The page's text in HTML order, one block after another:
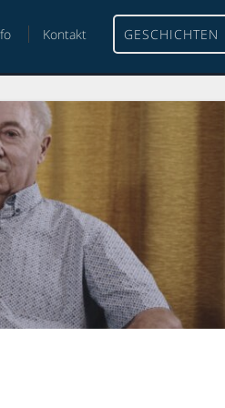
Kontakt GESCHICHTEN